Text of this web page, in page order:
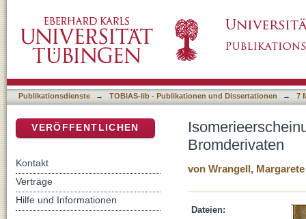
Publikationsdienste → TOBIAS-lib - Publikationen und Dissertationen → 7
Bromderivaten
von Wrangell, Margarete
Dateien:
VERÖFFENTLICHEN
Kontakt
Verträge
Hilfe und Informationen